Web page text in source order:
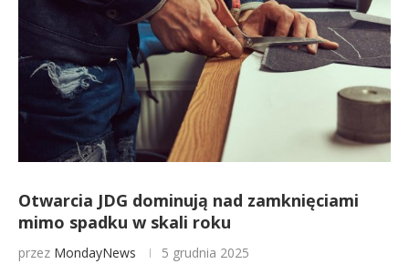
Otwarcia JDG dominują nad zamknięciami
mimo spadku w skali roku
przez MondayNews 5 grudnia 2025